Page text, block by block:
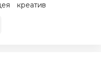
креатив